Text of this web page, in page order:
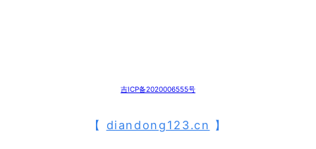
吉ICP备2020006555号
【 diandong123.cn 】